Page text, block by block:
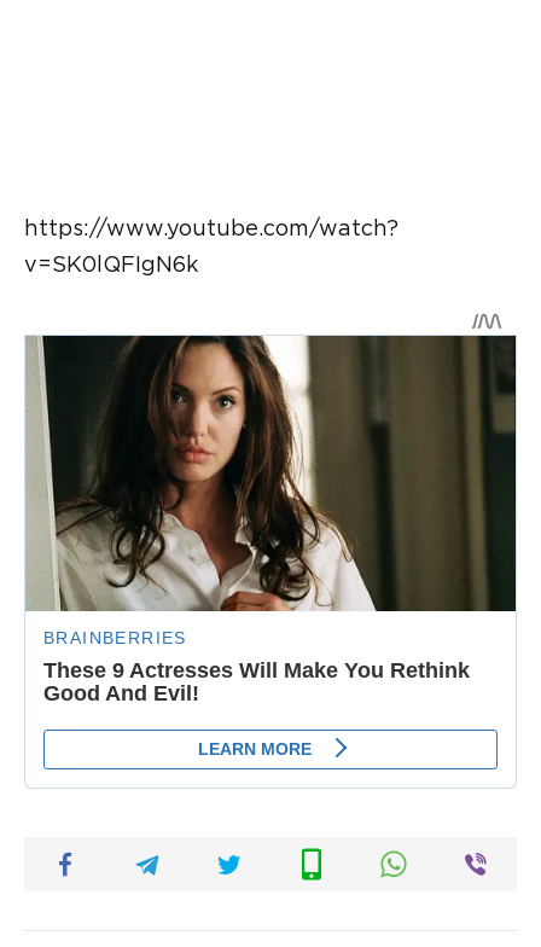
https://www.youtube.com/watch?
v=SK0lQFIgN6k